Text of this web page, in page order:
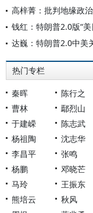
高梓菁：批判地缘政
钱红：特朗普2.0版“
达巍：特朗普2.0中美
热门专栏
秦晖 陈行之
曹林
鄢烈山
于建嵘
陈志武
杨祖陶
沈志华
李昌平
张鸣
杨鹏
邓晓芒
马玲
王振东
熊培云
秋风